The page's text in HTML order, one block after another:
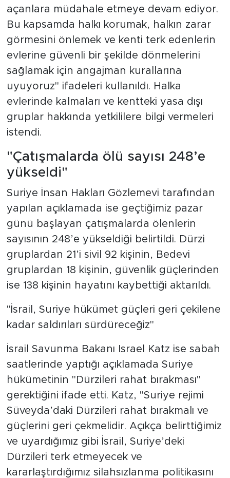
açanlara müdahale etmeye devam ediyor.
Bu kapsamda halkı korumak, halkın zarar
görmesini önlemek ve kenti terk edenlerin
evlerine güvenli bir şekilde dönmelerini
sağlamak için angajman kurallarına
uyuyoruz" ifadeleri kullanıldı. Halka
evlerinde kalmaları ve kentteki yasa dışı
gruplar hakkında yetkililere bilgi vermeleri
istendi.
"Çatışmalarda ölü sayısı 248’e
yükseldi"
Suriye İnsan Hakları Gözlemevi tarafından
yapılan açıklamada ise geçtiğimiz pazar
günü başlayan çatışmalarda ölenlerin
sayısının 248’e yükseldiği belirtildi. Dürzi
gruplardan 21’i sivil 92 kişinin, Bedevi
gruplardan 18 kişinin, güvenlik güçlerinden
ise 138 kişinin hayatını kaybettiği aktarıldı.
"İsrail, Suriye hükümet güçleri geri çekilene
kadar saldırıları sürdüreceğiz"
İsrail Savunma Bakanı Israel Katz ise sabah
saatlerinde yaptığı açıklamada Suriye
hükümetinin "Dürzileri rahat bırakması"
gerektiğini ifade etti. Katz, "Suriye rejimi
Süveyda’daki Dürzileri rahat bırakmalı ve
güçlerini geri çekmelidir. Açıkça belirttiğimiz
ve uyardığımız gibi İsrail, Suriye’deki
Dürzileri terk etmeyecek ve
kararlaştırdığımız silahsızlanma politikasını